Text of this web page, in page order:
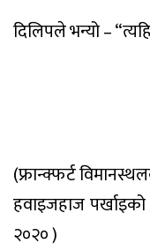
दिलिपले भन्यो –
(फ्रान्क्फर्ट
हवाइजहाज
२०२० )